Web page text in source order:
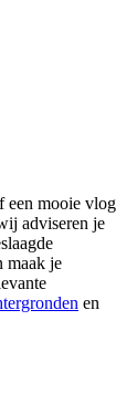
een mooie vlog
adviseren je
maak je
en